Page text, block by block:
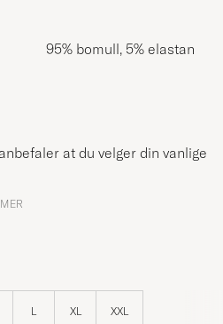
95% bomull, 5% elastan
at du velger din vanlige
L XL XXL